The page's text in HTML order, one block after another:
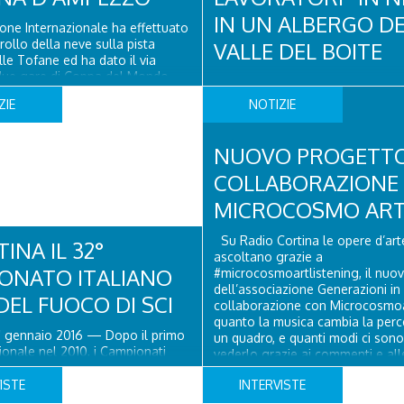
Internazionale ha effettuato
della neve sulla pista
Tofane ed ha dato il via
gare di Coppa del Mondo
leggendaria pista
23 alle ore 10.15 è in
IN UN ALBERGO
VALLE DEL BOITE
a Cortina d’Ampezzo
un’attività di polizia economico-
Cortina d’Ampezzo, nel corso
appena concluse, ha svolto un
confronti di una società che
albergo in un comune della
Sono stati ..
IL 32°
ITALIANO
FUOCO DI SCI
gennaio 2016 — Dopo il primo
nel 2010, i Campionati
e la Cittadinanza Onoraria
il Campionato Italiano di Sci
fuoco continuerà —
NOTIZIE
NUOVO
MICROCOSMO
Su Radio Cortina le opere
ascoltano grazie a
#microcosmoartlistening, il
dell’associazione Generazioni in
collaborazione con
quanto la musica cambia la
un quadro, e quanti modi ci
vederlo grazie ai commenti e
suggestioni di ogni persona.
nostra pagina Facebook!
INTERVISTE